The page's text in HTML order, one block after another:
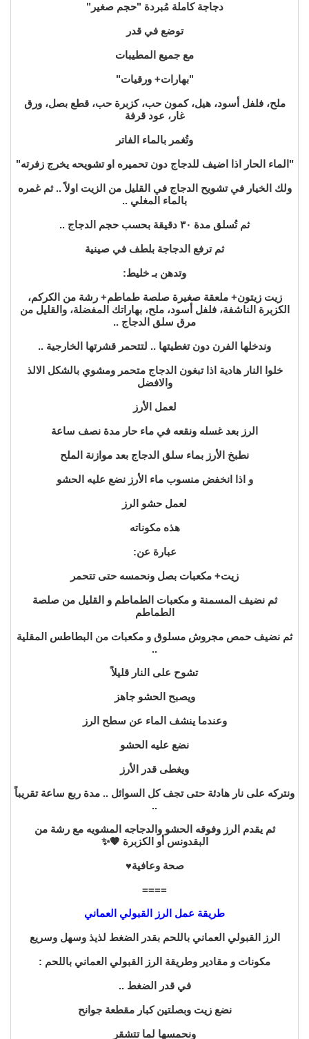
دجاجة كاملة مُبردة "حجم صغير"
توضع في قدر
مع جميع المطيبات
"بهارات+ ورقيات"
ملح، فلفل أسود، هيل، كمون حب، كزبرة حب، قطع بصل، ورق
غار، عود قرفة
وتُغمر بالماء الفاتر
"الماء الحار اذا اضيف للدجاج دون تحميره او تشويحه يخرج زفرته"
ولك الخيار في تشويح الدجاج في القليل من الزيت اولاً .. ثم غمره
بالماء المغلي ..
ثم تُسلق مدة ٣٠ دقيقة بحسب حجم الدجاج ..
ثم ترفع الدجاجة بلطف في صينية
وتدهن بـ خليط:
زيت زيتون+ ملعقة صغيرة صلصة طماطم+ رشة من الكركم،
الكزبرة الناشفة، فلفل أسود، ملح، بهاراتك المفضلة، والقليل من
مرق سلق الدجاج ..
وندخلها الفرن دون تغطيتها .. لتتحمر قشرتها الخارجية ..
خلوا النار هادية اذا تبغون الدجاج متحمر ومشوي بالشكل الالذ
والافضل
لعمل الأرز
الرز بعد غسله ونقعه في ماء حار مدة نصف ساعة
نطبخ الأرز بماء سلق الدجاج بعد موازنة الملح
و اذا انخفض منسوب ماء الأرز نضع عليه الحشو
لعمل حشو الرز
هذه مكوناته
عبارة عن:
زيت+ مكعبات بصل ونحمسه حتى تتحمر
ثم نضيف المسمنة و مكعبات الطماطم و القليل من صلصة
الطماطم
ثم نضيف حمص مجروش مسلوق و مكعبات من البطاطس المقلية
..
تشوح على النار قليلاً
ويصبح الحشو جاهز
وعندما ينشف الماء عن سطح الرز
نضع عليه الحشو
ويغطى قدر الأرز
ونتركه على نار هادئة حتى تجف كل السوائل .. مدة ربع ساعة تقريباً
..
ثم يقدم الرز وفوقه الحشو والدجاجه المشويه مع رشة من
البقدونس أو الكزبرة 🧡✨
صحة وعافية♥️
====
طريقة عمل الرز القبولي العماني
الرز القبولي العماني باللحم بقدر الضغط لذيذ وسهل وسريع
مكونات و مقادير وطريقة الرز القبولي العماني باللحم :
في قدر الضغط ..
نضع زيت وبصلتين كبار مقطعة جوانح
ونحمسها لما تتشقر